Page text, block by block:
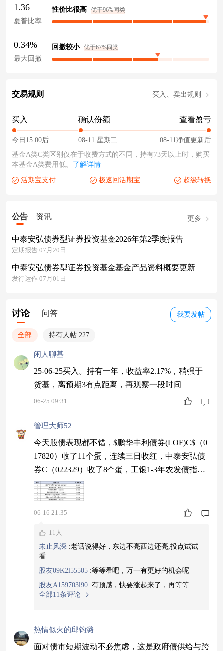
1.36
夏普比率
性价比很高 优于96%同类
0.34%
最大回撤
回撤较小 优于67%同类
交易规则 买入、卖出规则
买入
今日15:00后
确认份额
08-11 星期二
查看盈亏
08-11净值更新后
基金A类C类区别仅在于收费方式的不同，持有73天以上时，购买
本基金A类费用低。 了解详情
活期宝支付 极速回活期宝 超级转换
公告 资讯 更多
中泰安弘债券型证券投资基金2026年第2季度报告
定期报告 07月20日
中泰安弘债券型证券投资基金基金产品资料概要更新
发行运作 07月01日
我要发帖
讨论 问答
全部 持有人帖 227
闲人聊基
25-06-25买入。持有一年，收益率2.17%，稍强于
货基，离预期3有点距离，再观察一段时间
06-25 09:31
管理大师52
今天股债表现都不错，$鹏华丰利债券(LOF)C$（0
17820）收了11个蛋，连续三日收红，中泰安弘债
券C（022329）收了8个蛋，工银1-3年农发债指数
E（012166）收了7个蛋。这样的产品值得你托
付。#聊聊我的资产配置阵型#
06-16 21:35
11人
未止风深 :老话说得好，东边不亮西边还亮,投点试试
看
股友09K2l55505 :等等看吧，万一有更好的机会呢
股友A159703l90 :有预感，快要涨起来了，再等等
全部11条评论
热情似火的邱钧潞
面对债市短期波动不必焦虑，这是政府债供给与跨